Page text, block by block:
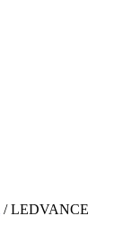
/ LEDVANCE